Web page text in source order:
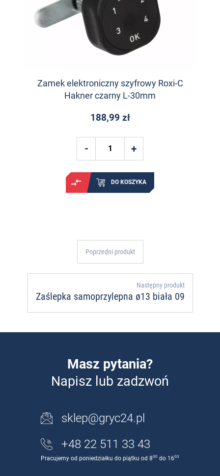
Zamek elektroniczny szyfrowy Roxi-C
Hakner czarny L-30mm
188,99 zł
DO KOSZYKA
Poprzedni produkt
Następny produkt
Zaślepka samoprzylepna ø13 biała 09
Masz pytania?
Napisz lub zadzwoń
sklep@gryc24.pl
+48 22 511 33 43
Pracujemy od poniedziałku do piątku od 800 do 1600